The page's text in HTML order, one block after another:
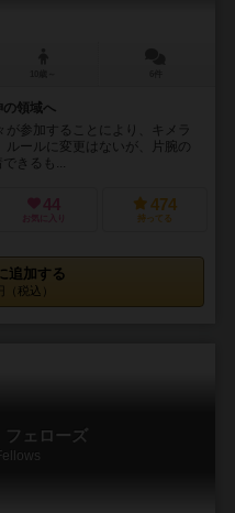
の領域へ
参加することにより、キメラ
ルールに変更はないが、片腕の
きるも...
44
お気に入り
474
持ってる
追加する
（税込）
フェローズ